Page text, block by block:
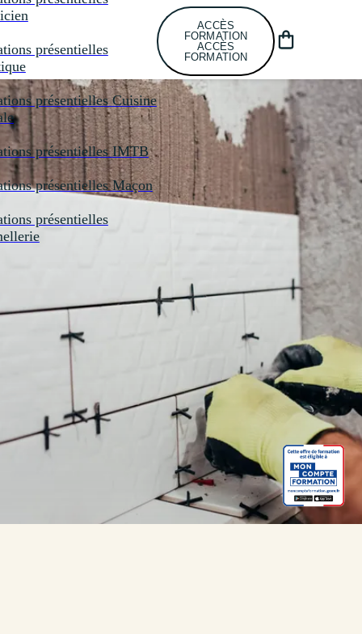
présentielles
présentielles Cuisine
présentielles IMTB
présentielles Maçon
présentielles
ACCÈS
FORMATION
ACCÈS
FORMATION